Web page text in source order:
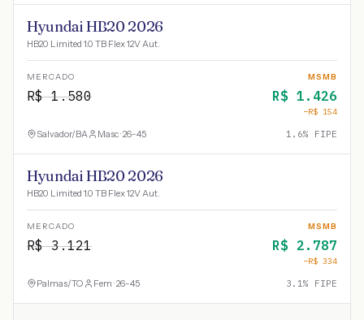
Hyundai HB20 2026
HB20 Limited 1.0 TB Flex 12V Aut.
MERCADO
R$1.580
MSMB
R$ 1.426
−R$ 154
Salvador/BA Masc · 26-45 1.6% FIPE
Hyundai HB20 2026
HB20 Limited 1.0 TB Flex 12V Aut.
MERCADO
R$3.121
MSMB
R$ 2.787
−R$ 334
Palmas/TO Fem · 26-45 3.1% FIPE